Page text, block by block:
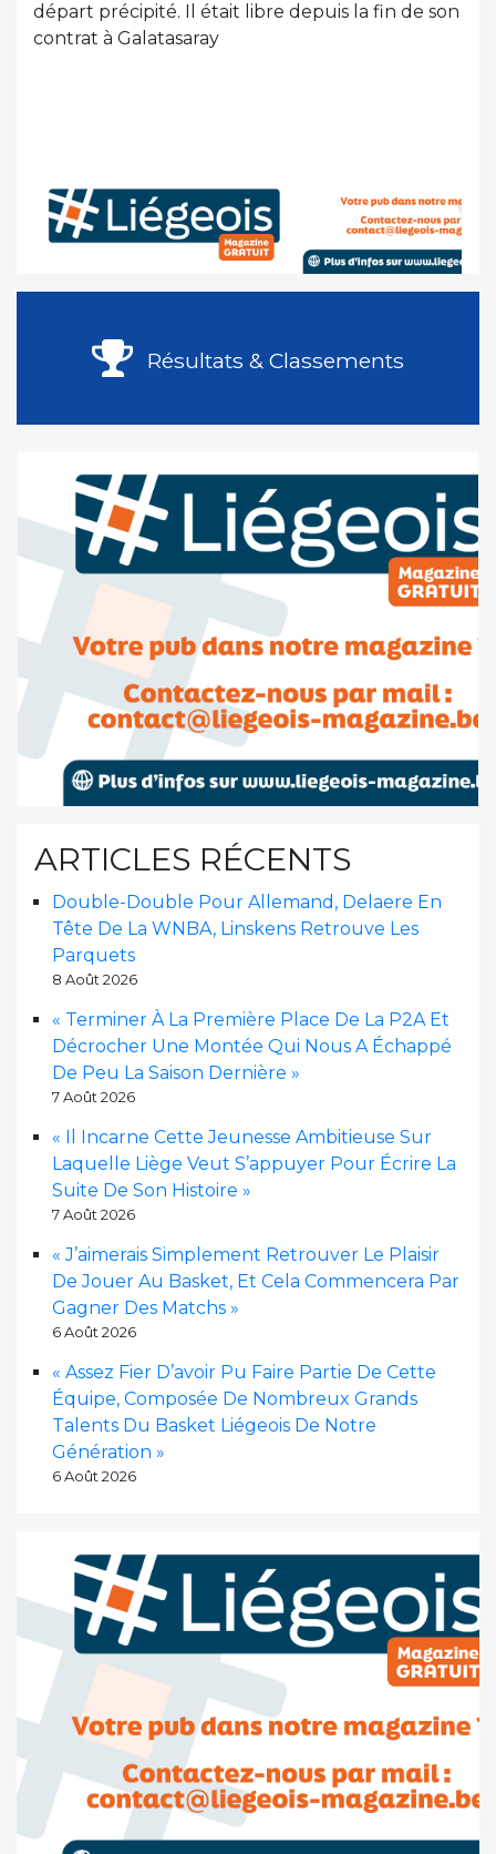
départ précipité. Il était libre depuis la fin de son
contrat à Galatasaray
Résultats & Classements
ARTICLES RÉCENTS
Double-Double Pour Allemand, Delaere En
Tête De La WNBA, Linskens Retrouve Les
Parquets
8 Août 2026
« Terminer À La Première Place De La P2A Et
Décrocher Une Montée Qui Nous A Échappé
De Peu La Saison Dernière »
7 Août 2026
« Il Incarne Cette Jeunesse Ambitieuse Sur
Laquelle Liège Veut S’appuyer Pour Écrire La
Suite De Son Histoire »
7 Août 2026
« J’aimerais Simplement Retrouver Le Plaisir
De Jouer Au Basket, Et Cela Commencera Par
Gagner Des Matchs »
6 Août 2026
« Assez Fier D’avoir Pu Faire Partie De Cette
Équipe, Composée De Nombreux Grands
Talents Du Basket Liégeois De Notre
Génération »
6 Août 2026